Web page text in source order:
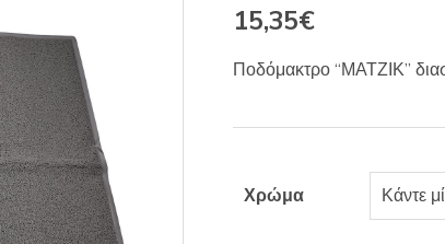
15,35€
Ποδόμακτρο “ΜΑΤΖΙΚ”
Χρώμα